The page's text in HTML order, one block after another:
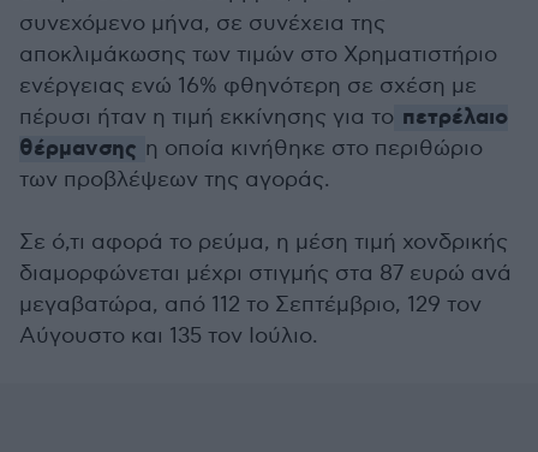
συνεχόμενο μήνα, σε συνέχεια της
αποκλιμάκωσης των τιμών στο Χρηματιστήριο
ενέργειας ενώ 16% φθηνότερη σε σχέση με
πέρυσι ήταν η τιμή εκκίνησης για το πετρέλαιο
θέρμανσης η οποία κινήθηκε στο περιθώριο
των προβλέψεων της αγοράς.
Σε ό,τι αφορά το ρεύμα, η μέση τιμή χονδρικής
διαμορφώνεται μέχρι στιγμής στα 87 ευρώ ανά
μεγαβατώρα, από 112 το Σεπτέμβριο, 129 τον
Αύγουστο και 135 τον Ιούλιο.